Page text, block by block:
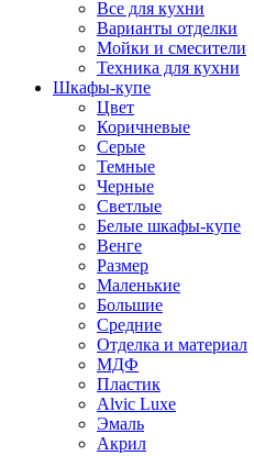
Все для кухни
Варианты отделки
Мойки и смесители
Техника для кухни
Шкафы-купе
Цвет
Коричневые
Серые
Темные
Черные
Светлые
Белые шкафы-купе
Венге
Размер
Маленькие
Большие
Средние
Отделка и материал
МДФ
Пластик
Alvic Luxe
Эмаль
Акрил